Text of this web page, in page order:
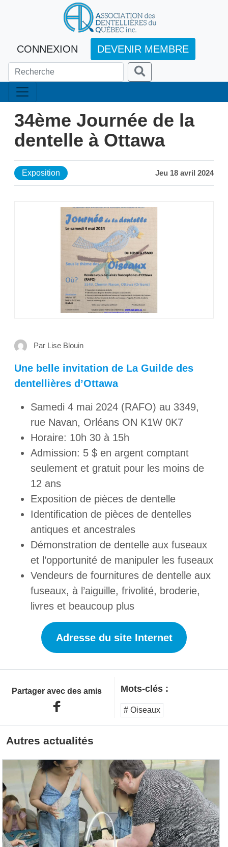
CONNEXION DEVENIR MEMBRE
34ème Journée de la
dentelle à Ottawa
Exposition Jeu 18 avril 2024
Par Lise Blouin
Une belle invitation de La Guilde des
dentellières d’Ottawa
Samedi 4 mai 2024 (RAFO) au 3349,
rue Navan, Orléans ON K1W 0K7
Horaire: 10h 30 à 15h
Admission: 5 $ en argent comptant
seulement et gratuit pour les moins de
12 ans
Exposition de pièces de dentelle
Identification de pièces de dentelles
antiques et ancestrales
Démonstration de dentelle aux fuseaux
et l’opportunité de manipuler les fuseaux
Vendeurs de fournitures de dentelle aux
fuseaux, à l’aiguille, frivolité, broderie,
livres et beaucoup plus
Adresse du site Internet
Partager avec des amis Mots-clés :
# Oiseaux
Autres actualités